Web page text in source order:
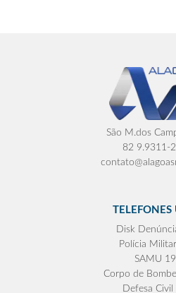
São M.dos
82 9.9311-
TELEFONES
Disk
Polícia
SAMU
Corpo de
Defesa Civil